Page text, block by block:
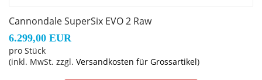
Cannondale SuperSix EVO 2 Raw
6.299,00 EUR
pro Stück
(inkl. MwSt. zzgl. Versandkosten für Grossartikel)